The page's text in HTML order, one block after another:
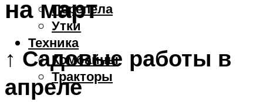
Перепела
Утки
Техника
Комбайны
Тракторы
на март
↑ Садовые работы в
апреле